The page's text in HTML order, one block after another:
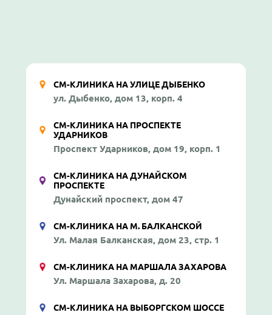
СМ-КЛИНИКА НА УЛИЦЕ ДЫБЕНКО
ул. Дыбенко, дом 13, корп. 4
СМ-КЛИНИКА НА ПРОСПЕКТЕ
УДАРНИКОВ
Проспект Ударников, дом 19, корп. 1
СМ-КЛИНИКА НА ДУНАЙСКОМ
ПРОСПЕКТЕ
Дунайский проспект, дом 47
СМ-КЛИНИКА НА М. БАЛКАНСКОЙ
Ул. Малая Балканская, дом 23, стр. 1
СМ-КЛИНИКА НА МАРШАЛА ЗАХАРОВА
Ул. Маршала Захарова, д. 20
СМ-КЛИНИКА НА ВЫБОРГСКОМ ШОССЕ